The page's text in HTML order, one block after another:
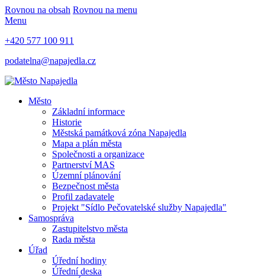
Rovnou na obsah Rovnou na menu
Menu
+420 577 100 911
podatelna@napajedla.cz
Město
Základní informace
Historie
Městská památková zóna Napajedla
Mapa a plán města
Společnosti a organizace
Partnerství MAS
Územní plánování
Bezpečnost města
Profil zadavatele
Projekt "Sídlo Pečovatelské služby Napajedla"
Samospráva
Zastupitelstvo města
Rada města
Úřad
Úřední hodiny
Úřední deska